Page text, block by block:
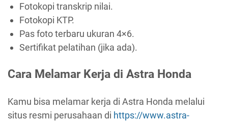
Fotokopi transkrip nilai.
Fotokopi KTP.
Pas foto terbaru ukuran 4×6.
Sertifikat pelatihan (jika ada).
Cara Melamar Kerja di Astra Honda
Kamu bisa melamar kerja di Astra Honda melalui
situs resmi perusahaan di https://www.astra-